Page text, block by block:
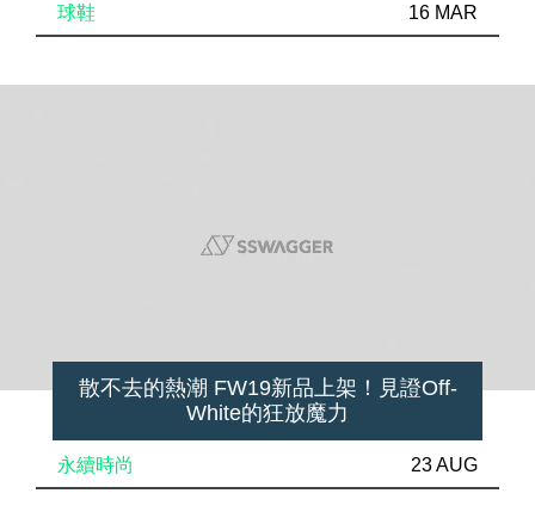
球鞋 16 MAR
散不去的熱潮 FW19新品上架！見證Off-
White的狂放魔力
永續時尚 23 AUG